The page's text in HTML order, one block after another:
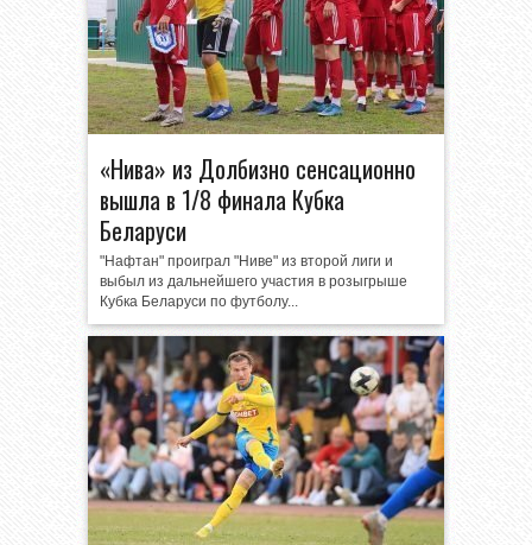
«Нива» из Долбизно сенсационно
вышла в 1/8 финала Кубка
Беларуси
"Нафтан" проиграл "Ниве" из второй лиги и
выбыл из дальнейшего участия в розыгрыше
Кубка Беларуси по футболу...